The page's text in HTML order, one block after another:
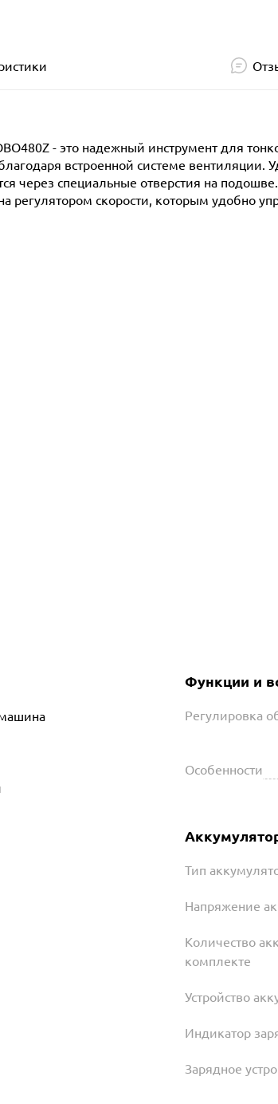
- это надежный инструмент для
встроенной системе вентиляции.
через специальные отверстия на подошве.
скорости, которым удобно
Функции и
Регулировка
Особенности
Тип
Напряжение
Количество
комплекте
Устройство
Индикатор
Зарядное